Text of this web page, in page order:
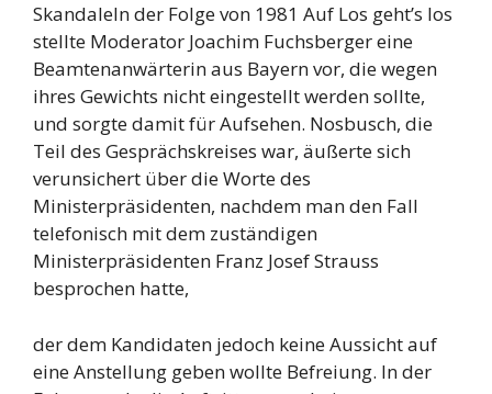
SkandaleIn der Folge von 1981 Auf Los geht’s los
stellte Moderator Joachim Fuchsberger eine
Beamtenanwärterin aus Bayern vor, die wegen
ihres Gewichts nicht eingestellt werden sollte,
und sorgte damit für Aufsehen. Nosbusch, die
Teil des Gesprächskreises war, äußerte sich
verunsichert über die Worte des
Ministerpräsidenten, nachdem man den Fall
telefonisch mit dem zuständigen
Ministerpräsidenten Franz Josef Strauss
besprochen hatte,
der dem Kandidaten jedoch keine Aussicht auf
eine Anstellung geben wollte Befreiung. In der